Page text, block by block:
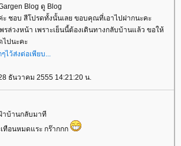
Blog ดู Blog
ะ ชอบ สีโปรดทั้งนั้นเลย ขอบคุณที่เอาไปฝากนะคะ
ล่วงหน้า เพราะเย็นนี้ต้องเดินทางกลับบ้านแล้ว ขอให้
ปนะคะ
ธันวาคม 2555 14:21:20 น.
าบ้านกลับมาที
ทือนหมดแระ กร๊ากกก